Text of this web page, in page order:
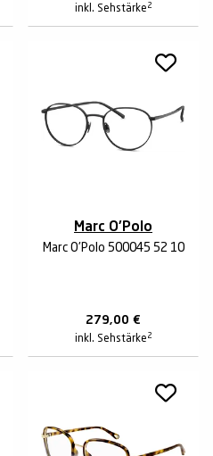
inkl. Sehstärke 2
Marc O'Polo
Marc O'Polo 500045 52 10
279,00 €
inkl. Sehstärke 2